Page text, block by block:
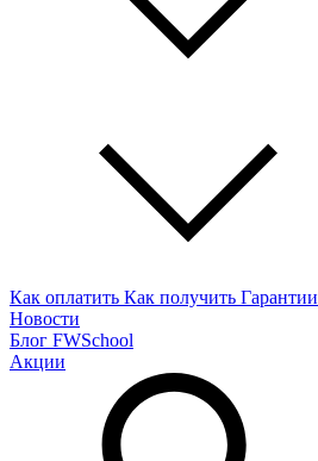
Как оплатить Как получить Гарантии
Новости
Блог FWSchool
Акции